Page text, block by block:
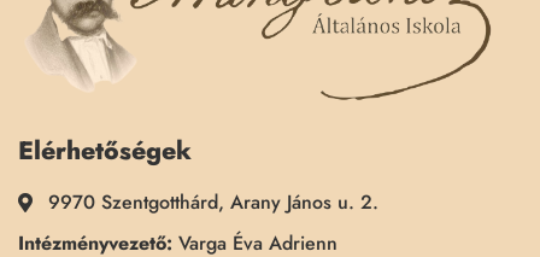
Elérhetőségek
9970 Szentgotthárd, Arany János u. 2.
Intézményvezető: Varga Éva Adrienn